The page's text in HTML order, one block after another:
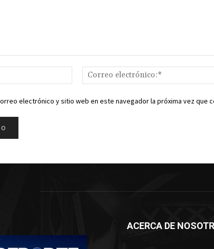
Nombre:*
electrónico y sitio web en este navegador la próxima vez que
ACERCA DE